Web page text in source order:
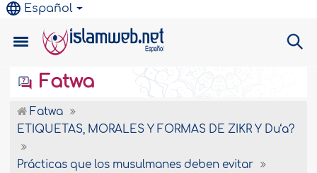
Español
Fatwa
Fatwa
ETIQUETAS, MORALES Y FORMAS DE ZIKR Y Du‘a?
Prácticas que los musulmanes deben evitar